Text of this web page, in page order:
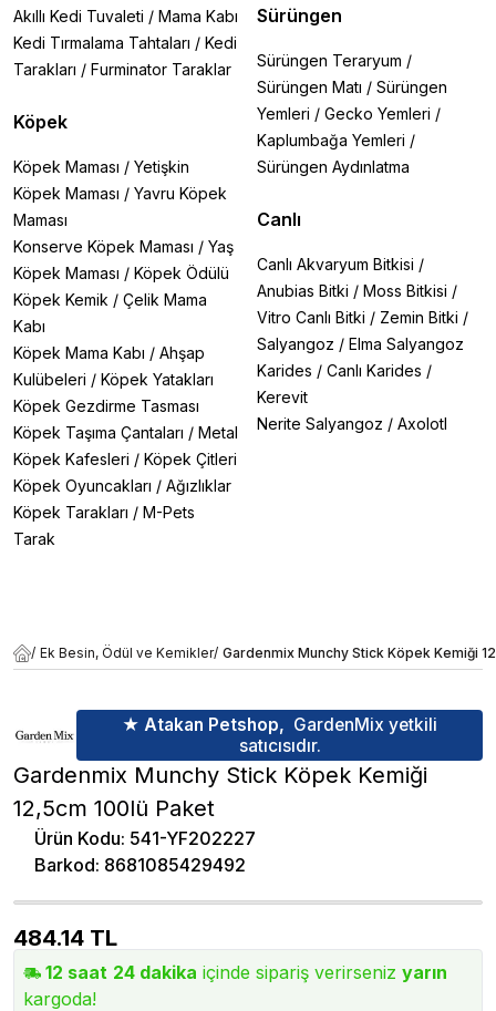
Akıllı Kedi Tuvaleti / Mama Kabı
Kedi Tırmalama Tahtaları / Kedi
Tarakları / Furminator Taraklar
Köpek
Köpek Maması / Yetişkin
Köpek Maması / Yavru Köpek
Maması
Konserve Köpek Maması / Yaş
Köpek Maması / Köpek Ödülü
Köpek Kemik / Çelik Mama
Kabı
Köpek Mama Kabı / Ahşap
Kulübeleri / Köpek Yatakları
Köpek Gezdirme Tasması
Köpek Taşıma Çantaları / Metal
Köpek Kafesleri / Köpek Çitleri
Köpek Oyuncakları / Ağızlıklar
Köpek Tarakları / M-Pets
Tarak
Sürüngen
Sürüngen Teraryum /
Sürüngen Matı / Sürüngen
Yemleri / Gecko Yemleri /
Kaplumbağa Yemleri /
Sürüngen Aydınlatma
Canlı
Canlı Akvaryum Bitkisi /
Anubias Bitki / Moss Bitkisi /
Vitro Canlı Bitki / Zemin Bitki /
Salyangoz / Elma Salyangoz
Karides / Canlı Karides /
Kerevit
Nerite Salyangoz / Axolotl
/ Ek Besin, Ödül ve Kemikler/ Gardenmix Munchy Stick Köpek Kemiği
★ Atakan Petshop, GardenMix yetkili
satıcısıdır.
Gardenmix Munchy Stick Köpek Kemiği
12,5cm 100lü Paket
Ürün Kodu: 541-YF202227
Barkod: 8681085429492
484.14 TL
12 saat 24 dakika içinde sipariş verirseniz yarın
kargoda!